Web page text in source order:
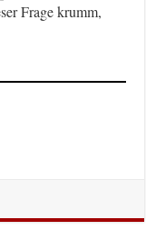
Frage krumm,